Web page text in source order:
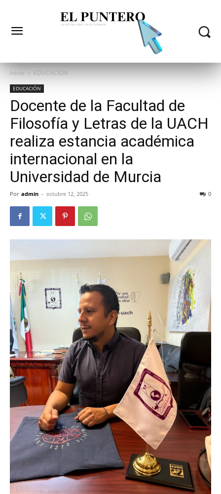
Inicio EDUCACIÓN
EDUCACIÓN
Docente de la Facultad de
Filosofía y Letras de la UACH
realiza estancia académica
internacional en la
Universidad de Murcia
Por admin - octubre 12, 2025 0